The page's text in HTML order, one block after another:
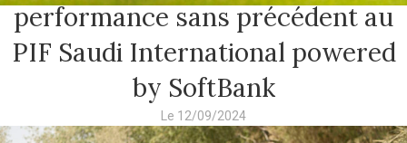
performance sans précédent au
PIF Saudi International powered
by SoftBank
Le 12/09/2024